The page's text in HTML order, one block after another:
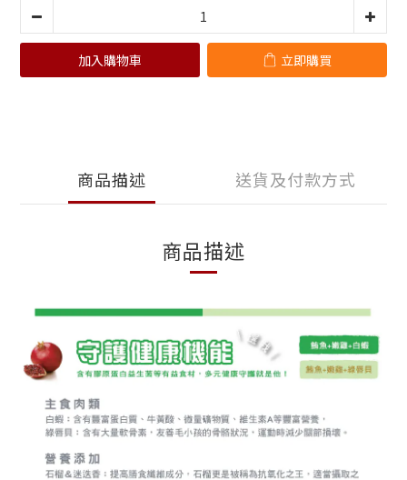
加入購物車 立即購買
商品描述 送貨及付款方式
商品描述